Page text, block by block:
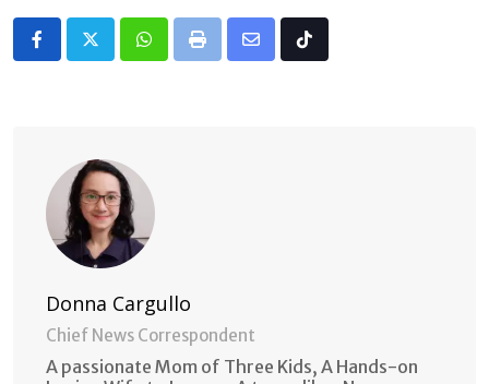
Whatsapp
Print
Share Tiktok
Donna Cargullo
Chief News Correspondent
A passionate Mom of Three Kids, A Hands-on